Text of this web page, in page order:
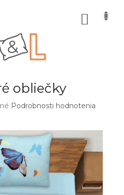
obliečky
Podrobnosti hodnotenia